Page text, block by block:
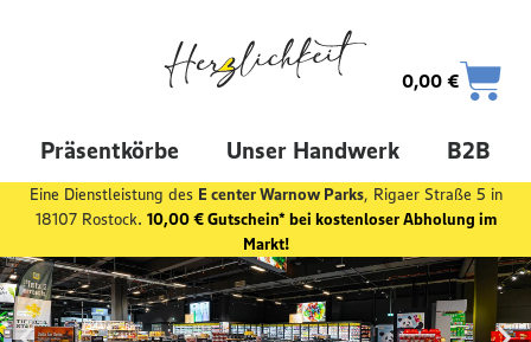
0,00 €
Präsentkörbe Unser Handwerk B2B
Eine Dienstleistung des E center Warnow Parks, Rigaer Straße 5 in
18107 Rostock. 10,00 € Gutschein* bei kostenloser Abholung im
Markt!